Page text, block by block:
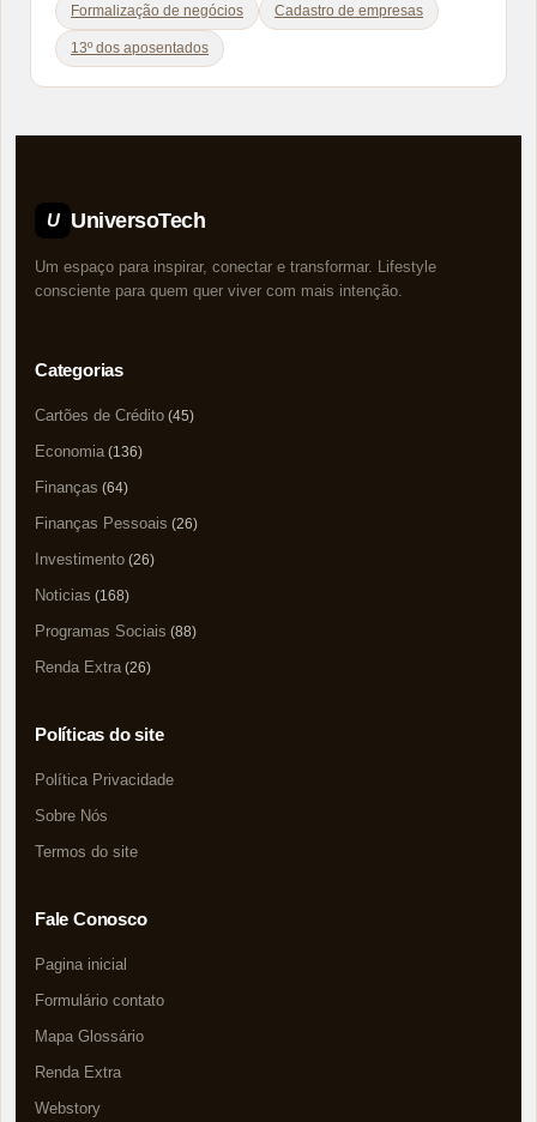
Formalização de negócios Cadastro de empresas
13º dos aposentados
U UniversoTech
Um espaço para inspirar, conectar e transformar. Lifestyle
consciente para quem quer viver com mais intenção.
Categorias
Cartões de Crédito (45)
Economia (136)
Finanças (64)
Finanças Pessoais (26)
Investimento (26)
Noticias (168)
Programas Sociais (88)
Renda Extra (26)
Políticas do site
Política Privacidade
Sobre Nós
Termos do site
Fale Conosco
Pagina inicial
Formulário contato
Mapa Glossário
Renda Extra
Webstory